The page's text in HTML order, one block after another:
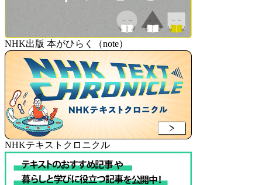
NHK出版 本がひらく（note）
NHKテキストクロニクル